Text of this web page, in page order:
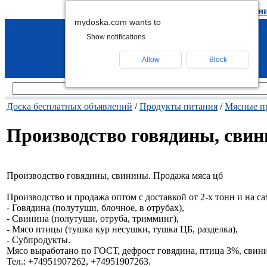
удалить
Доска бесплатных объявлений /Продукты питания /Мясные
Производство говядины,
Производство говядины, свинины. Продажа мяса цб
Производство и продажа оптом с доставкой от 2-х тонн и на
- Говядина (полутуши, блочное, в отрубах),
- Свинина (полутуши, отруба, тримминг),
- Мясо птицы (тушка кур несушки, тушка ЦБ, разделка),
- Субпродукты.
Мясо выработано по ГОСТ, дефрост говядина, птица 3%,
Тел.: +74951907262, +74951907263.
mydoska.com wants to
Show notifications
Allow Block